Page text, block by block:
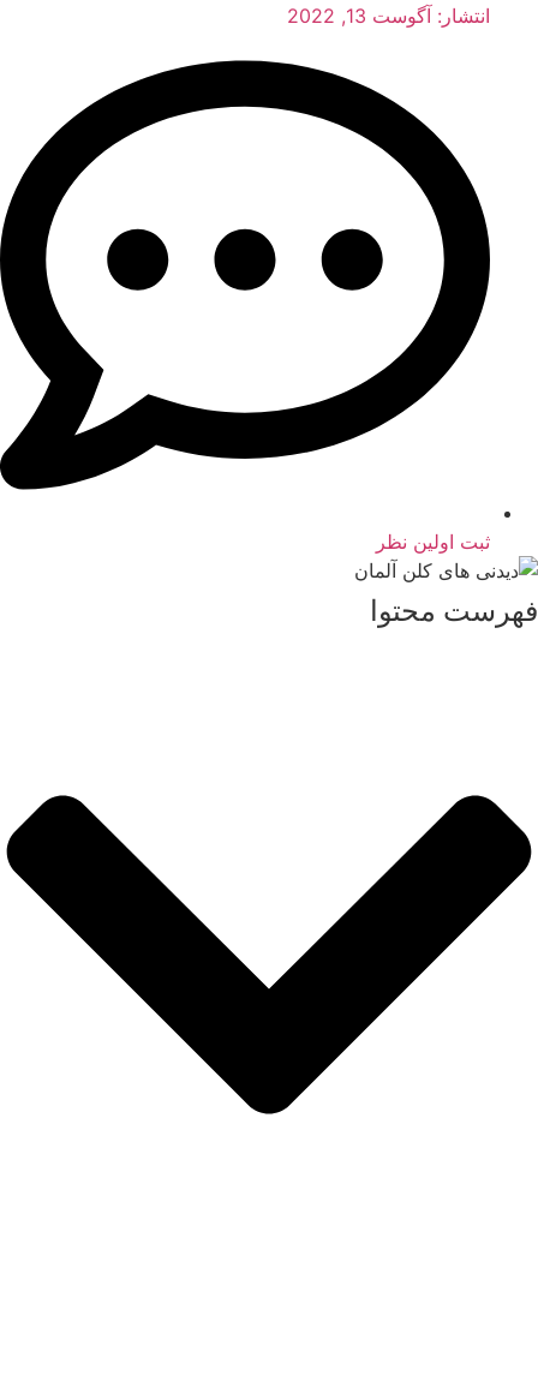
انتشار: آگوست 13, 2022
ثبت اولین نظر
فهرست محتوا